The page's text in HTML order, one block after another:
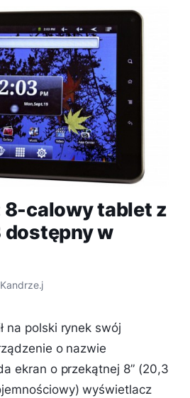
calowy tablet z
dostępny w
Kandrze.j
na polski rynek swój
o nazwie
ekran o przekątnej 8” (20,3
wyświetlacz